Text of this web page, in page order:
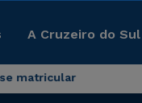
A Cruzeiro do
matricular